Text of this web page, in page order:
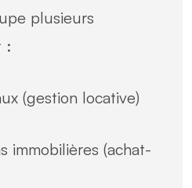
plusieurs
:
(gestion locative)
immobilières (achat-